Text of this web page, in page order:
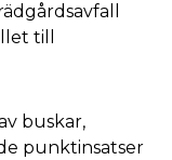
till
buskar,
punktinsatser